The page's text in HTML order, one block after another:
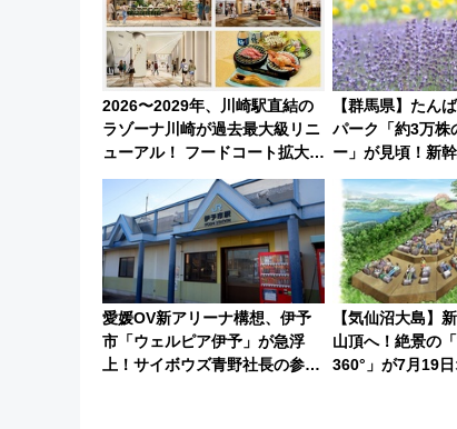
活躍するための仕組みも
2026〜2029年、川崎駅直結の
ラゾーナ川崎が過去最大級リニ
ューアル！ フードコート拡大な
ど「いつから何が変わるか」徹
底解説！
【群馬県】たん
パーク「約3万株
ー」が見頃！新
バスで都心から
の絶景を！
愛媛OV新アリーナ構想、伊予
市「ウェルピア伊予」が急浮
上！サイボウズ青野社長の参加
【気仙沼大島】
山頂へ！絶景の
360°」が7月19